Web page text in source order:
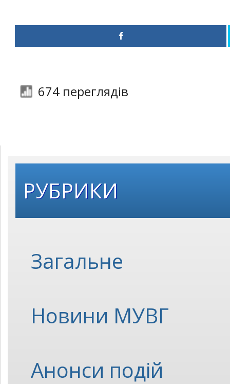
674 переглядів
РУБРИКИ
Загальне
Новини МУВГ
Анонси подій